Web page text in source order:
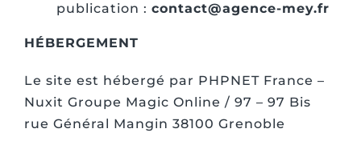
publication : contact@agence-mey.fr
HÉBERGEMENT
Le site est hébergé par PHPNET France –
Nuxit Groupe Magic Online / 97 – 97 Bis
rue Général Mangin 38100 Grenoble